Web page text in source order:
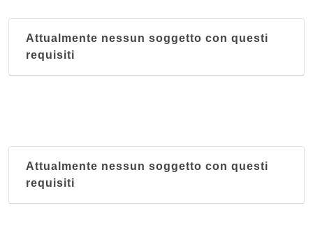
Attualmente nessun soggetto con questi
requisiti
Attualmente nessun soggetto con questi
requisiti